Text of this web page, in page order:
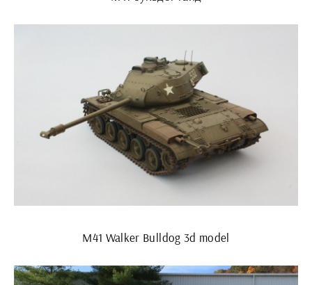
M41 Walker Bulldog 3d model